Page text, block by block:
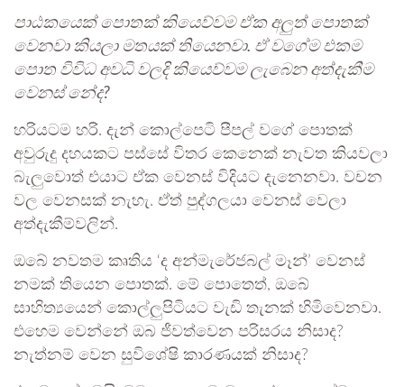
පාඨකයෙක් පොතක් කියෙව්වම ඒක අලුත් පොතක්
වෙනවා කියලා මතයක් තියෙනවා. ඒ වගේම එකම
පොත විවිධ අවධි වලදි කියෙව්වම ලැබෙන අත්දැකීම
වෙනස් නේද?
හරියටම හරි. දැන් කොල්පෙටි පීපල් වගේ පොතක්
අවුරුදු දහයකට පස්සේ විතර කෙනෙක් නැවත කියවලා
බැලුවොත් එයාට ඒක වෙනස් විදියට දැනෙනවා. වචන
වල වෙනසක් නැහැ. ඒත් පුද්ගලයා වෙනස් වෙලා
අත්දැකීම්වලින්.
ඔබේ නවතම කෘතිය ‘ද අන්මැරේජබල් මෑන්’ වෙනස්
නමක් තියෙන පොතක්. මේ පොතෙත්, ඔබේ
සාහිත්‍යයෙන් කොල්ලුපිටියට වැඩි තැනක් හිමිවෙනවා.
එහෙම වෙන්නේ ඔබ ජීවත්වෙන පරිසරය නිසාද?
නැත්නම් වෙන සුවිශේෂි කාරණයක් නිසාද?